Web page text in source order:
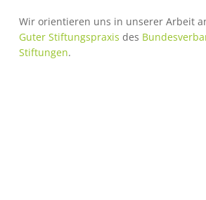
Wir orientieren uns in unserer Arbeit
Guter Stiftungspraxis des
Stiftungen.